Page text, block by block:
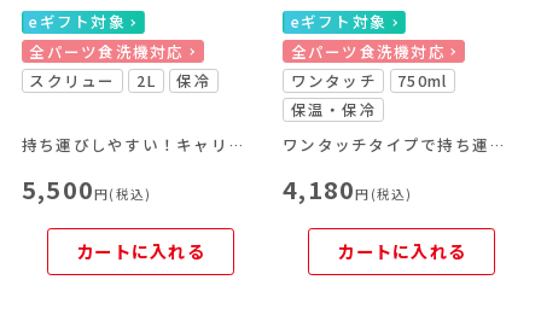
eギフト対象
全パーツ食洗機対応
スクリュー
2L 保冷
持ち運びしやすい！キャリーループ付きのスポーツボトル
5,500円(税込)
カートに入れる
eギフト対象
全パーツ食洗機対応
ワンタッチ
750ml
保温・保冷
ワンタッチタイプで持ち運びやすいキャリーループ付きのマグ
4,180円(税込)
カートに入れる